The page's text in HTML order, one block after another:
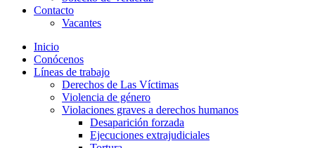
Contacto
Vacantes
Inicio
Conócenos
Líneas de trabajo
Derechos de Las Víctimas
Violencia de género
Violaciones graves a derechos humanos
Desaparición forzada​
Ejecuciones extrajudiciales